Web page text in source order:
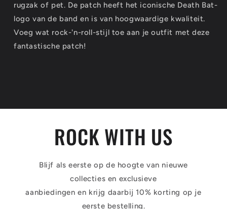
rugzak of pet. De patch heeft het iconische Death Bat-
logo van de band en is van hoogwaardige kwaliteit.
Voeg wat rock-'n-roll-stijl toe aan je outfit met deze
fantastische patch!
ROCK WITH US
Blijf als eerste op de hoogte van nieuwe
collecties en exclusieve
aanbiedingen en krijg daarbij 10% korting op je
eerste bestelling.